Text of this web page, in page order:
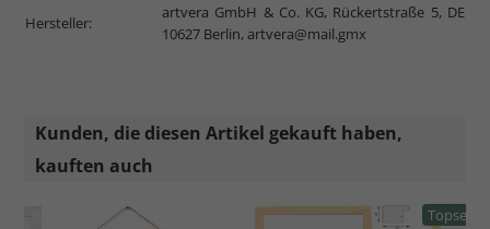
Hersteller:
artvera GmbH & Co. KG, Rückertstraße 5, DE
10627 Berlin,artvera@mail.gmx
Kunden, die diesen Artikel gekauft haben,
kauften auch
Topseller